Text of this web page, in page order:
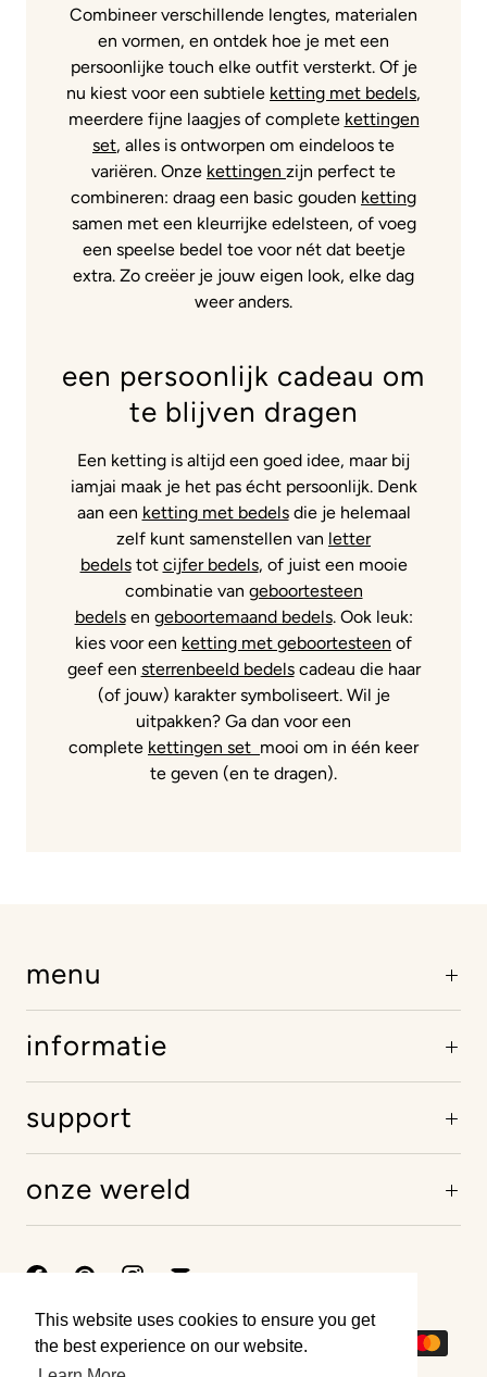
This website uses cookies to ensure you get
the best experience on our website.
This website uses cookies to ensure you get
the best experience on our website.
Combineer verschillende lengtes, materialen
en vormen, en ontdek hoe je met een
persoonlijke touch elke outfit versterkt. Of je
nu kiest voor een subtiele ketting met bedels,
meerdere fijne laagjes of complete kettingen
set, alles is ontworpen om eindeloos te
variëren. Onze kettingen zijn perfect te
combineren: draag een basic gouden ketting
samen met een kleurrijke edelsteen, of voeg
een speelse bedel toe voor nét dat beetje
extra. Zo creëer je jouw eigen look, elke dag
weer anders.
een persoonlijk cadeau om
te blijven dragen
Een ketting is altijd een goed idee, maar bij
iamjai maak je het pas écht persoonlijk. Denk
aan een ketting met bedelsdie je helemaal
zelf kunt samenstellen van letter
bedelstot cijfer bedels, of juist een mooie
combinatie van geboortesteen
bedelsen geboortemaand bedels. Ook leuk:
kies voor een ketting met geboortesteen of
geef een sterrenbeeld bedels cadeau die haar
(of jouw) karakter symboliseert. Wil je
uitpakken? Ga dan voor een
complete kettingen set mooi om in één keer
te geven (en te dragen).
menu
informatie
support
onze wereld